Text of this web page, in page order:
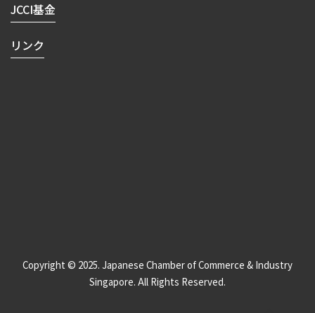
JCCI基金
リンク
Copyright © 2025. Japanese Chamber of Commerce & Industry
Singapore. All Rights Reserved.